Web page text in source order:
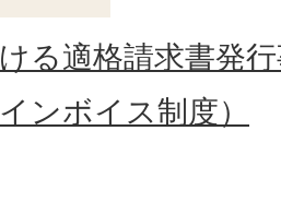
る適格請求書発
ンボイス制度）